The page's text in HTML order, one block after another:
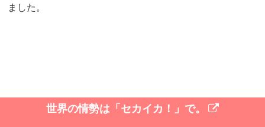
ました。
世界の情勢は「セカイカ！」で。